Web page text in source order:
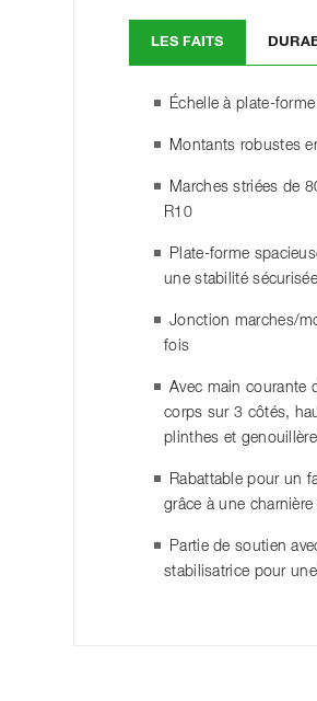
LES FAITS
Échelle à plate-
Montants robustes
Marches striées de
R10
Plate-forme
une stabilité
Jonction marches/
fois
Avec main courante
corps sur 3 côtés,
plinthes et
Rabattable pour un
grâce à une
Partie de soutien
stabilisatrice pour